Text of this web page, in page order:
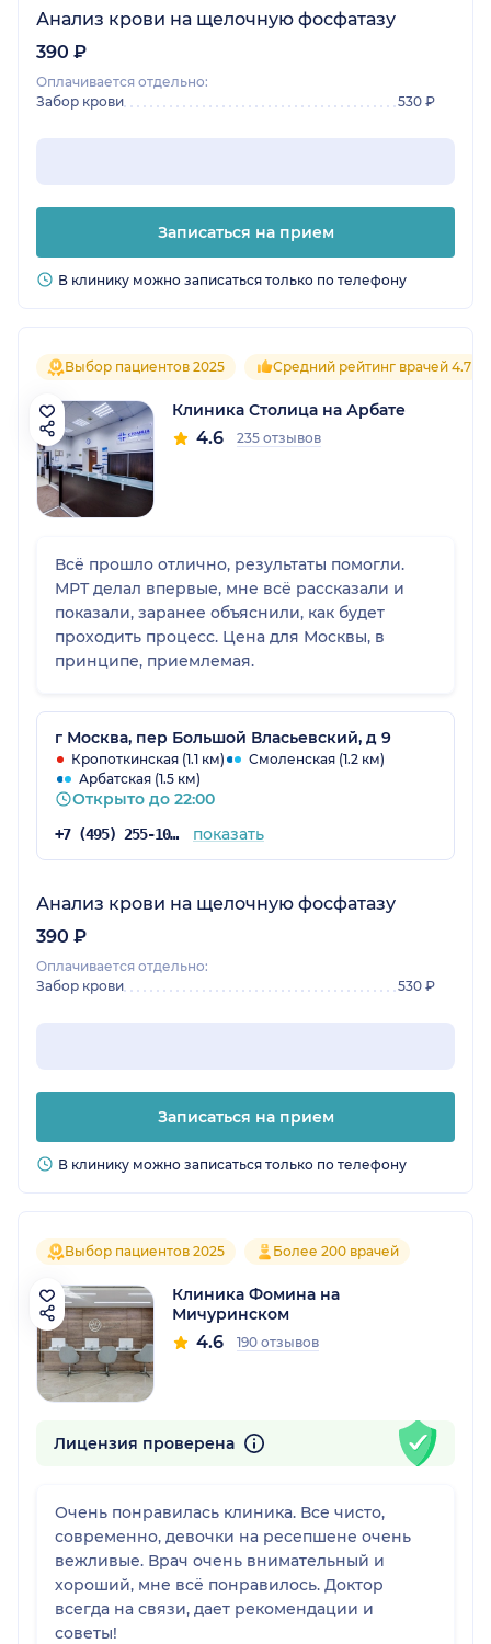
Анализ крови на щелочную фосфатазу
390 ₽
Оплачивается отдельно:
Забор крови
530 ₽
Записаться на прием
В клинику можно записаться только по телефону
Выбор пациентов 2025 Средний рейтинг врачей 4.7
Клиника Столица на Арбате
4.6 235 отзывов
Всё прошло отлично, результаты помогли.
МРТ делал впервые, мне всё рассказали и
показали, заранее объяснили, как будет
проходить процесс. Цена для Москвы, в
принципе, приемлемая.
г Москва, пер Большой Власьевский, д 9
Кропоткинская (1.1 км)
Смоленская (1.2 км)
Арбатская (1.5 км)
Открыто до 22:00
+7 (495) 255-10-78 показать
Анализ крови на щелочную фосфатазу
390 ₽
Оплачивается отдельно:
Забор крови
530 ₽
Записаться на прием
В клинику можно записаться только по телефону
Выбор пациентов 2025 Более 200 врачей
Клиника Фомина на
Мичуринском
4.6 190 отзывов
Лицензия проверена
Очень понравилась клиника. Все чисто,
современно, девочки на ресепшене очень
вежливые. Врач очень внимательный и
хороший, мне всё понравилось. Доктор
всегда на связи, дает рекомендации и
советы!